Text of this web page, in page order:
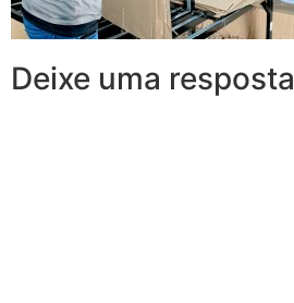
Deixe uma resposta